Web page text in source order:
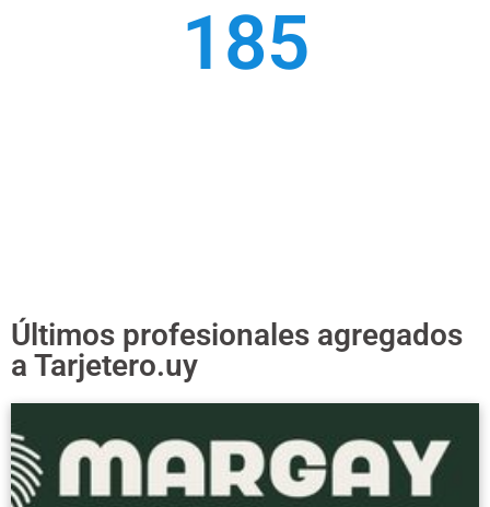
197
Últimos profesionales agregados
a Tarjetero.uy